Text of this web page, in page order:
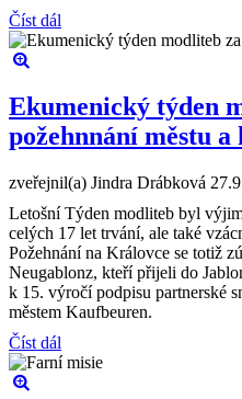
Číst dál
Ekumenický týden
požehnnání městu
zveřejnil(a) Jindra Drábková
Letošní Týden modliteb byl
celých 17 let trvání, ale také
Požehnání na Královce se totiž
Neugablonz, kteří přijeli do
k 15. výročí podpisu partnerské
městem Kaufbeuren.
Číst dál